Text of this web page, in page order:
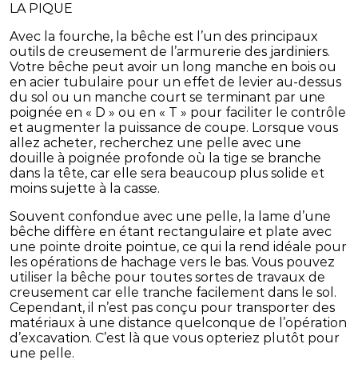
LA PIQUE
Avec la fourche, la bêche est l’un des principaux
outils de creusement de l’armurerie des jardiniers.
Votre bêche peut avoir un long manche en bois ou
en acier tubulaire pour un effet de levier au-dessus
du sol ou un manche court se terminant par une
poignée en « D » ou en « T » pour faciliter le contrôle
et augmenter la puissance de coupe. Lorsque vous
allez acheter, recherchez une pelle avec une
douille à poignée profonde où la tige se branche
dans la tête, car elle sera beaucoup plus solide et
moins sujette à la casse.
Souvent confondue avec une pelle, la lame d’une
bêche diffère en étant rectangulaire et plate avec
une pointe droite pointue, ce qui la rend idéale pour
les opérations de hachage vers le bas. Vous pouvez
utiliser la bêche pour toutes sortes de travaux de
creusement car elle tranche facilement dans le sol.
Cependant, il n’est pas conçu pour transporter des
matériaux à une distance quelconque de l’opération
d’excavation. C’est là que vous opteriez plutôt pour
une pelle.